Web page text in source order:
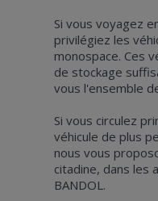
Si vous voyagez
privilégiez les
monospace. Ces
de stockage
vous l'ensemble
Si vous circulez
véhicule de plus
nous vous
citadine, dans les
BANDOL.